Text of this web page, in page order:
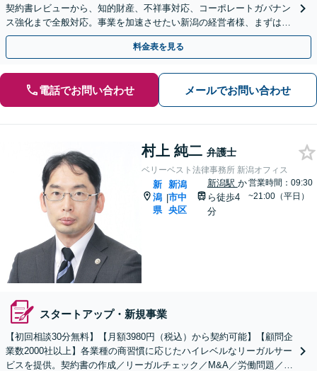
契約書レビューから、知的財産、不祥事対応、コーポレートガバナン
ス強化まで全般対応。事業を加速させたい新潟の経営者様、まずはご
相談ください。【トラブル予防から解決まで】
料金表を見る
電話でお問い合わせ メールでお問い合わせ
村上 純二 弁護士
ベリーベスト法律事務所 新潟オフィス
新
潟
県
|
新潟
市中
央区
新潟駅 か
ら徒歩4
分
営業時間：09:30
~21:00（平日）
スタートアップ・新規事業
【初回相談30分無料】【月額3980円（税込）から契約可能】【顧問企
業数2000社以上】各業種の商習慣に応じたハイレベルなリーガルサー
ビスを提供。契約書の作成／リーガルチェック／M&A／労働問題／知